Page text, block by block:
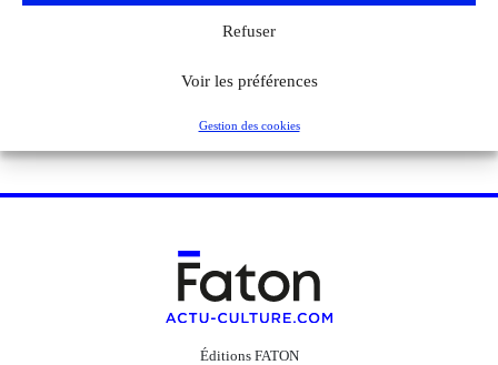
Refuser
Voir les préférences
Gestion des cookies
Éditions FATON